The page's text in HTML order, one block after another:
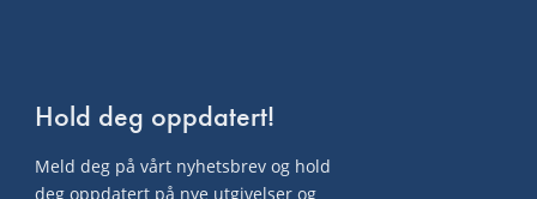
Hold deg oppdatert!
Meld deg på vårt nyhetsbrev og hold
deg oppdatert på nye utgivelser og